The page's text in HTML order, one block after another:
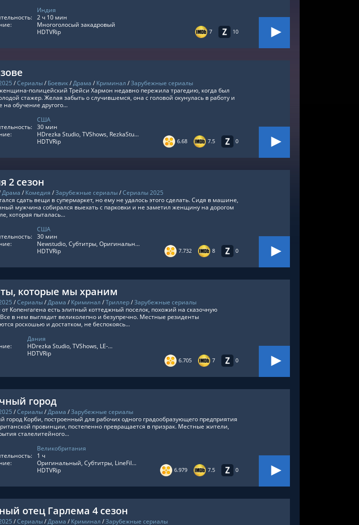
7 10
Индия
2 ч 10 мин
Многоголосый закадровый
HDTVRip
/Сериалы/ Боевик/Драма / Криминал /Зарубежные сериалы
6.68 7.5 0
полицейский Трейси Хармон недавно пережила трагедию, когда был
стажер. Желая забыть о случившемся, она с головой окунулась в работу и
на обучение другого...
США
30 мин
HDrezka Studio, TVShows, RezkaStudio, LE-Production, Оригинальный, Субтитры, HDrezka Studio. 18+
HDTVRip
2 сезон
Драма / Комедия /Зарубежные сериалы/Сериалы 2025
7.732 8 0
сдать вещи в супермаркет, но ему не удалось этого сделать. Сидя в машине,
мужчина собирался выехать с парковки и не заметил женщину на дорогом
которая пыталась...
США
30 мин
Newstudio, Субтитры, Оригинальный, Укр. Субтитры, LostFilm, HDrezka Studio. 18+, Украинский, HDrezka Studio, TVShows
HDTVRip
которые мы храним
/Сериалы/Драма / Криминал /Триллер/Зарубежные сериалы
6.705 7 0
от Копенгагена есть элитный коттеджный поселок, похожий на сказочную
в нем выглядит великолепно и безупречно. Местные резиденты
роскошью и достатком, не беспокоясь...
Дания
HDrezka Studio, TVShows, LE-Production, ViruseProject
HDTVRip
город
/Сериалы/Драма /Зарубежные сериалы
6.979 7.5 0
город Корби, построенный для рабочих одного градообразующего предприятия
провинции, постепенно превращается в призрак. Местные жители,
сталелитейного...
Великобритания
1 ч
Оригинальный, Субтитры, LineFilm, Укр. Субтитры, ViruseProject
HDTVRip
отец Гарлема 4 сезон
/Сериалы/Драма / Криминал /Зарубежные сериалы